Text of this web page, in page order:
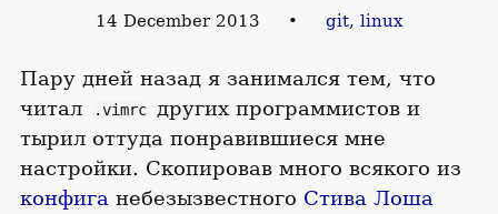
14 December 2013 • git, linux
Пару дней назад я занимался тем, что
читал
.vimrc
других программистов и
тырил оттуда понравившиеся мне
настройки. Скопировав много всякого из
конфига небезызвестного Стива Лоша